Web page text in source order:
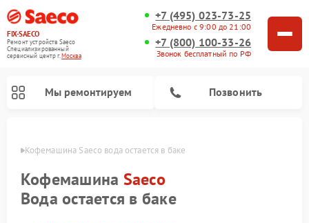
FIX-SAECO
Ремонт устройств Saeco
Специализированный
cервисный центр г.Москва
+7 (495) 023-73-25
Ежедневно с 9:00 до 21:00
+7 (800) 100-33-26
Звонок бесплатный по РФ
Мы ремонтируем Позвонить
Кофемашина Saeco вода остается в баке
Кофемашина Saeco
Вода остается в баке